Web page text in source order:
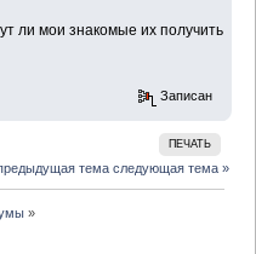
ли мои знакомые их получить
Записан
ПЕЧАТЬ
тема следующая тема »
»